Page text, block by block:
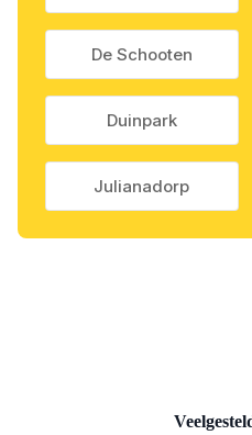
De Schooten
Duinpark
Julianadorp